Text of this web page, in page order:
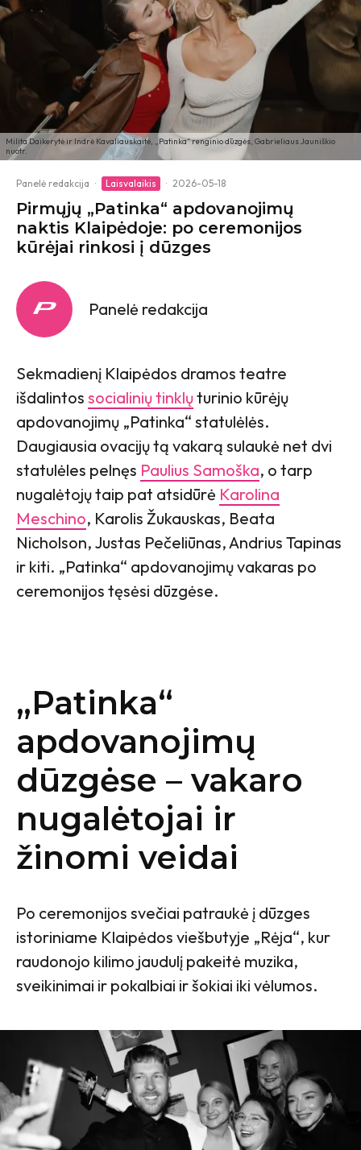
Milita Daikerytė ir Indrė Kavaliauskaitė, „Patinka“ renginio dūzgės, Gabrieliaus Jauniškio
nuotr.
Panelė redakcija · Laisvalaikis · 2026-05-18
Pirmųjų „Patinka“ apdovanojimų
naktis Klaipėdoje: po ceremonijos
kūrėjai rinkosi į dūzges
Panelė redakcija
Sekmadienį Klaipėdos dramos teatre
išdalintos socialinių tinklųturinio kūrėjų
apdovanojimų „Patinka“ statulėlės.
Daugiausia ovacijų tą vakarą sulaukė net dvi
statulėles pelnęs Paulius Samoška, o tarp
nugalėtojų taip pat atsidūrė Karolina
Meschino, Karolis Žukauskas, Beata
Nicholson, Justas Pečeliūnas, Andrius Tapinas
ir kiti. „Patinka“ apdovanojimų vakaras po
ceremonijos tęsėsi dūzgėse.
„Patinka“
apdovanojimų
dūzgėse – vakaro
nugalėtojai ir
žinomi veidai
Po ceremonijos svečiai patraukė į dūzges
istoriniame Klaipėdos viešbutyje „Rėja“, kur
raudonojo kilimo jaudulį pakeitė muzika,
sveikinimai ir pokalbiai ir šokiai iki vėlumos.